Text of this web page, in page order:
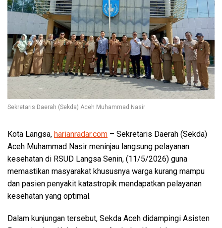
Sekretaris Daerah (Sekda) Aceh Muhammad Nasir
Kota Langsa, harianradar.com – Sekretaris Daerah (Sekda)
Aceh Muhammad Nasir meninjau langsung pelayanan
kesehatan di RSUD Langsa Senin, (11/5/2026) guna
memastikan masyarakat khususnya warga kurang mampu
dan pasien penyakit katastropik mendapatkan pelayanan
kesehatan yang optimal.
Dalam kunjungan tersebut, Sekda Aceh didampingi Asisten